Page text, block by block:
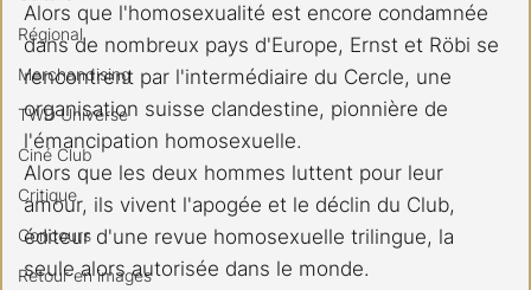
Régional
Merchandising
TWD Universe
Ciné Club
Critique
Concours
Retour en images
Alors que l'homosexualité est encore condamnée
dans de nombreux pays d'Europe, Ernst et Röbi se
rencontrent par l'intermédiaire du Cercle, une
organisation suisse clandestine, pionnière de
l'émancipation homosexuelle.
Alors que les deux hommes luttent pour leur
amour, ils vivent l'apogée et le déclin du Club,
éditeur d'une revue homosexuelle trilingue, la
seule alors autorisée dans le monde.